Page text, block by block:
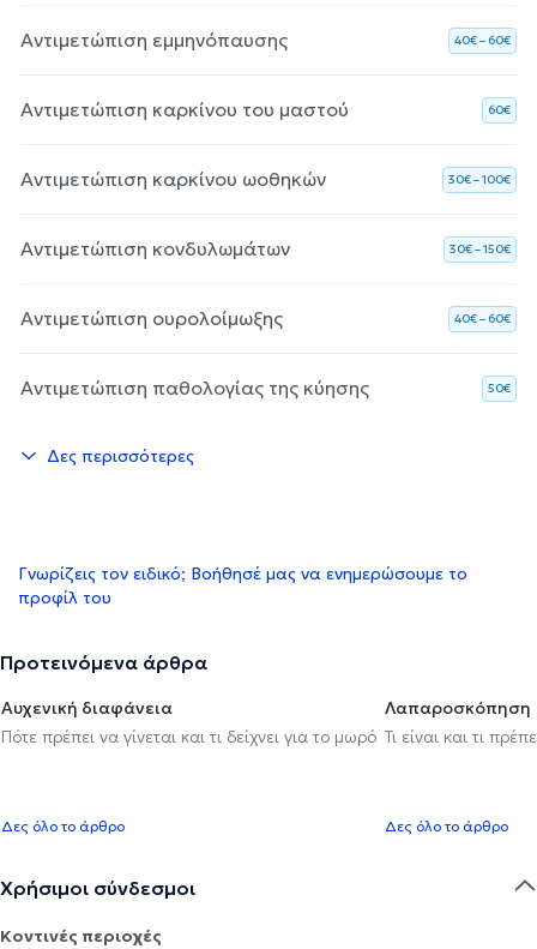
Αντιμετώπιση εμμηνόπαυσης 40€ – 60€
Αντιμετώπιση καρκίνου του μαστού 60€
Αντιμετώπιση καρκίνου ωοθηκών 30€ – 100€
Αντιμετώπιση κονδυλωμάτων 30€ – 150€
Αντιμετώπιση ουρολοίμωξης 40€ – 60€
Αντιμετώπιση παθολογίας της κύησης 50€
Δες περισσότερες
Γνωρίζεις τον ειδικό; Βοήθησέ μας να ενημερώσουμε το
προφίλ του
Προτεινόμενα άρθρα
Αυχενική διαφάνεια
Πότε πρέπει να γίνεται και τι δείχνει για το μωρό
Δες όλο το άρθρο
Λαπαροσκόπηση
Τι είναι και τι
Δες όλο το άρθρο
Χρήσιμοι σύνδεσμοι
Κοντινές περιοχές